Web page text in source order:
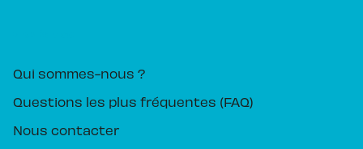
Qui sommes-nous ?
Questions les plus fréquentes (FAQ)
Nous contacter